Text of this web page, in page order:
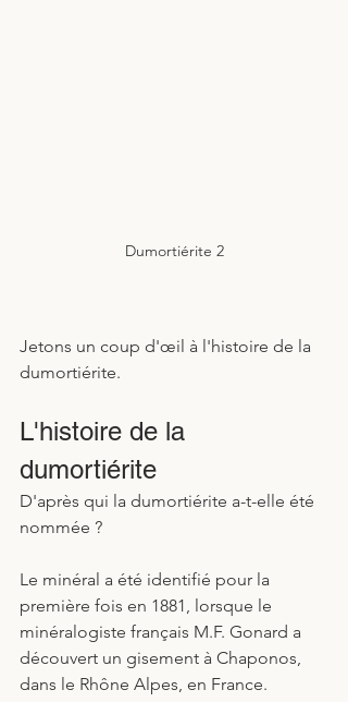
Dumortiérite 2
Jetons un coup d'œil à l'histoire de la
dumortiérite.
L'histoire de la
dumortiérite
D'après qui la dumortiérite a-t-elle été
nommée ?
Le minéral a été identifié pour la
première fois en 1881, lorsque le
minéralogiste français M.F. Gonard a
découvert un gisement à Chaponos,
dans le Rhône Alpes, en France.